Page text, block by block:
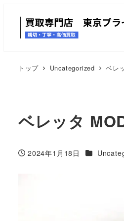
トップ Uncategorized ベレ
ベレッタ
投稿日
2024年1月18日 カテゴリー